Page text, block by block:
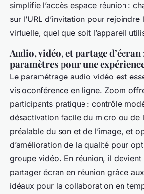
simplifie l’accès espace réunion :
sur l’URL d’invitation pour rejoindre
virtuelle, quel que soit l’appareil
Audio, vidéo, et partage
paramètres pour une
Le paramétrage audio vidéo est
visioconférence en ligne. Zoom
participants pratique : contrôle
désactivation facile du micro ou de
préalable du son et de l’image, et
d’amélioration de la qualité pour
groupe vidéo. En réunion, il devient
partager écran en réunion grâce
idéaux pour la collaboration en